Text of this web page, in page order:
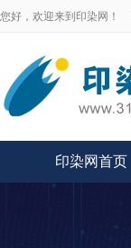
您好，欢迎来到印染网！
印染网首页